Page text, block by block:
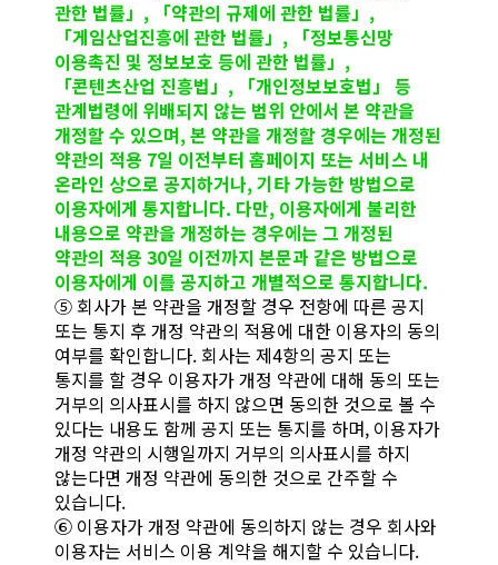
관한 법률」, 「약관의 규제에 관한 법률」,
「게임산업진흥에 관한 법률」, 「정보통신망
이용촉진 및 정보보호 등에 관한 법률」,
「콘텐츠산업 진흥법」, 「개인정보보호법」 등
관계법령에 위배되지 않는 범위 안에서 본 약관을
개정할 수 있으며, 본 약관을 개정할 경우에는 개정된
약관의 적용 7일 이전부터 홈페이지 또는 서비스 내
온라인 상으로 공지하거나, 기타 가능한 방법으로
이용자에게 통지합니다. 다만, 이용자에게 불리한
내용으로 약관을 개정하는 경우에는 그 개정된
약관의 적용 30일 이전까지 본문과 같은 방법으로
이용자에게 이를 공지하고 개별적으로 통지합니다.
⑤ 회사가 본 약관을 개정할 경우 전항에 따른 공지
또는 통지 후 개정 약관의 적용에 대한 이용자의 동의
여부를 확인합니다. 회사는 제4항의 공지 또는
통지를 할 경우 이용자가 개정 약관에 대해 동의 또는
거부의 의사표시를 하지 않으면 동의한 것으로 볼 수
있다는 내용도 함께 공지 또는 통지를 하며, 이용자가
개정 약관의 시행일까지 거부의 의사표시를 하지
않는다면 개정 약관에 동의한 것으로 간주할 수
있습니다.
⑥ 이용자가 개정 약관에 동의하지 않는 경우 회사와
이용자는 서비스 이용 계약을 해지할 수 있습니다.